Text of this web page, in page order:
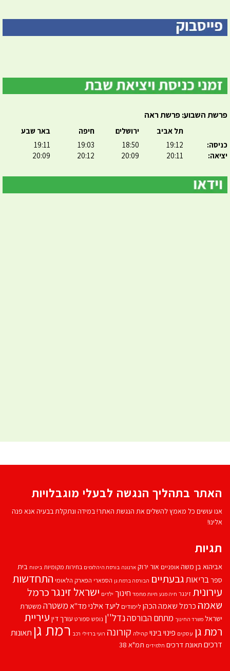
פרשת השבוע: פרשת ראה
כניסה:
יציאה:
תל אביב
19:12
20:11
ירושלים
18:50
20:09
חיפה
19:03
20:12
באר שבע
19:11
20:09
האתר בתהליך הנגשה לבעלי מוגבלויות
אנו עושים כל מאמץ להשלים את הנגשת האתר! במידה ונתקלת בבעיה אנא פנה
אלינו!
תגיות
אביהוא בן משהאופניים אור ירוק ארנונה בורסת היהלומים בחירות מקומיות ביטוח בית
ספרבריאותגבעתיים הבורסה ברמת גן הספארי הפארק הלאומי התחדשות
עירוניתזינגר חיה מנע חיות מחמד חינוך ילדים ישראל זינגרכרמל
שאמה כרמל שאמה הכהן לימודים ליעד אילנימד''אמשטרה משטרת
ישראל משרד החינוך מתחם הבורסהנדל''ן נופש ספורט עורך דין עיריית
רמת גן עסקים פינוי בינוי קהילה קורונה רועי ברזילי רכב רמת גן תאונות
דרכים תאונת דרכים תלמידים תמ"א 38